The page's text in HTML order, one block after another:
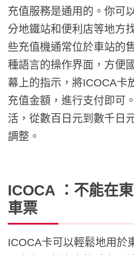
充值服務是通用的。你可
分地鐵站和便利店等地方
些充值機通常位於車站的
種語言的操作界面，方便
幕上的指示，將ICOCA卡
充值金額，進行支付即可
活，從數百日元到數千日
調整。
ICOCA ：不能在
車票
ICOCA卡可以輕鬆地用於